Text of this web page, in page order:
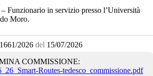
Funzionario in servizio presso l’Università
Moro.
1661/2026 del 15/07/2026
COMMISSIONE:
Routes-tedesco_commissione.pdf